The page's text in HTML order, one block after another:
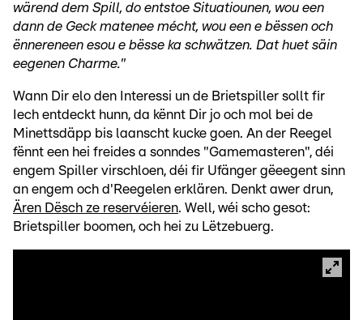
wärend dem Spill, do entstoe Situatiounen, wou een
dann de Geck matenee mécht, wou een e bëssen och
ënnereneen esou e bësse ka schwätzen. Dat huet säin
eegenen Charme."
Wann Dir elo den Interessi un de Brietspiller sollt fir
Iech entdeckt hunn, da kënnt Dir jo och mol bei de
Minettsdäpp bis laanscht kucke goen. An der Reegel
fënnt een hei freides a sonndes "Gamemasteren", déi
engem Spiller virschloen, déi fir Ufänger gëeegent sinn
an engem och d'Reegelen erklären. Denkt awer drun,
Ären Dësch ze reservéieren. Well, wéi scho gesot:
Brietspiller boomen, och hei zu Lëtzebuerg.